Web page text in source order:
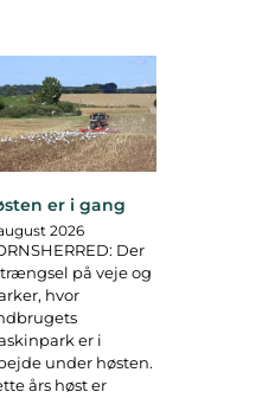
er i gang
2026
Der
på veje og
hvor
er i
under høsten.
års høst er